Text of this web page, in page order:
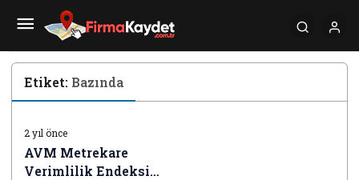
Etiket: Bazında
İŞ DÜNYASI HABERLERI
2 yıl önce
AVM Metrekare
Verimlilik Endeksi